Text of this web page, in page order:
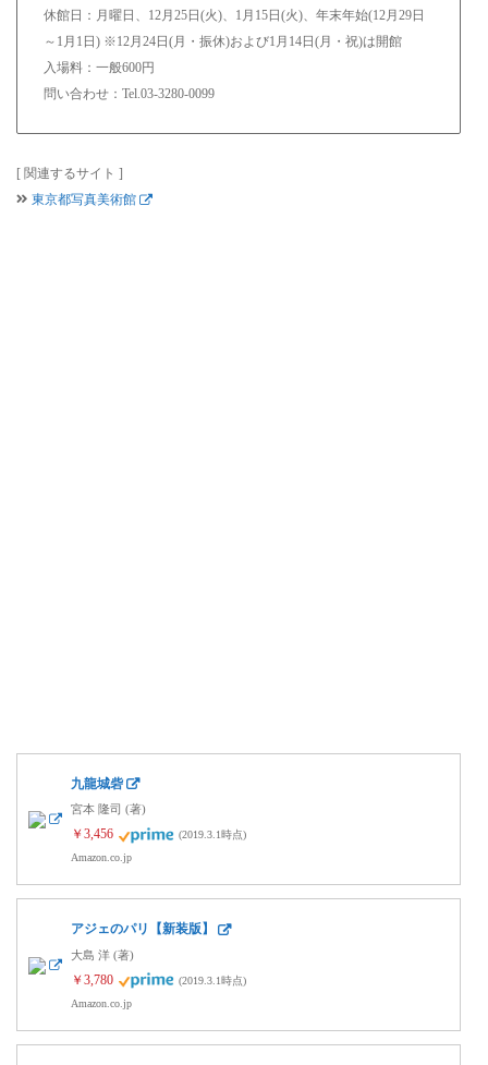
休館日：月曜日、12月25日(火)、1月15日(火)、年末年始(12月29日
～1月1日) ※12月24日(月・振休)および1月14日(月・祝)は開館
入場料：一般600円
問い合わせ：Tel.03-3280-0099
[ 関連するサイト ]
東京都写真美術館
九龍城砦
宮本 隆司 (著)
￥3,456
(2019.3.1時点)
Amazon.co.jp
アジェのパリ【新装版】
大島 洋 (著)
￥3,780
(2019.3.1時点)
Amazon.co.jp